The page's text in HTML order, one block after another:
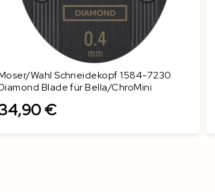
Wahl Schneidekopf 1584-7230
Blade für Bella/ChroMini
€